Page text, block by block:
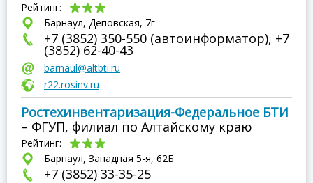
Рейтинг:
Барнаул, Деповская, 7г
+7 (3852) 350-550 (автоинформатор), +7
(3852) 62-40-43
barnaul@altbti.ru
r22.rosinv.ru
Ростехинвентаризация-Федеральное БТИ
– ФГУП, филиал по Алтайскому краю
Рейтинг:
Барнаул, Западная 5-я, 62Б
+7 (3852) 33-35-25